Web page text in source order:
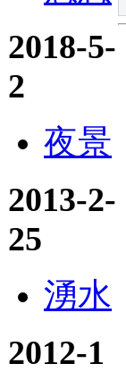
2018-5-
2
夜景
2013-2-
25
湧水
2012-1